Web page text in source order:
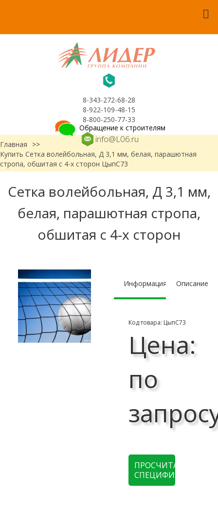
8-343-272-68-28
8-922-109-48-15
8-800-250-77-33
info@L06.ru
Обращение к строителям
Главная
>>
Купить Сетка волейбольная, Д 3,1 мм, белая, парашютная
стропа, обшитая с 4-х сторон ЦыпС73
Сетка волейбольная, Д 3,1 мм,
белая, парашютная стропа,
обшитая с 4-х сторон
Информация Описание
Код товара: ЦыпС73
Цена:
по
ПРОСЧИТАТЬ
СПЕЦИФИКАЦИЮ